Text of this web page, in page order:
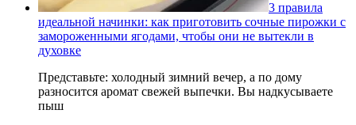
3 правила
идеальной начинки: как приготовить сочные пирожки с
замороженными ягодами, чтобы они не вытекли в
духовке
Представьте: холодный зимний вечер, а по дому
разносится аромат свежей выпечки. Вы надкусываете
пыш